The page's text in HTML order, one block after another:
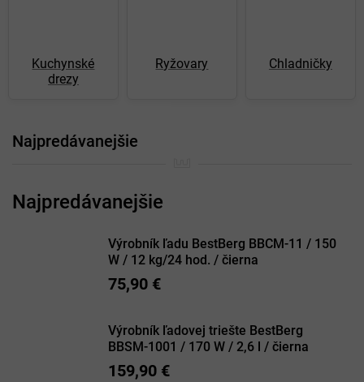
Kuchynské
drezy
Ryžovary Chladničky
Najpredávanejšie
Výrobník ľadu BestBerg BBCM-11 / 150
W / 12 kg/24 hod. / čierna
75,90 €
Výrobník ľadovej triešte BestBerg
BBSM-1001 / 170 W / 2,6 l / čierna
159,90 €